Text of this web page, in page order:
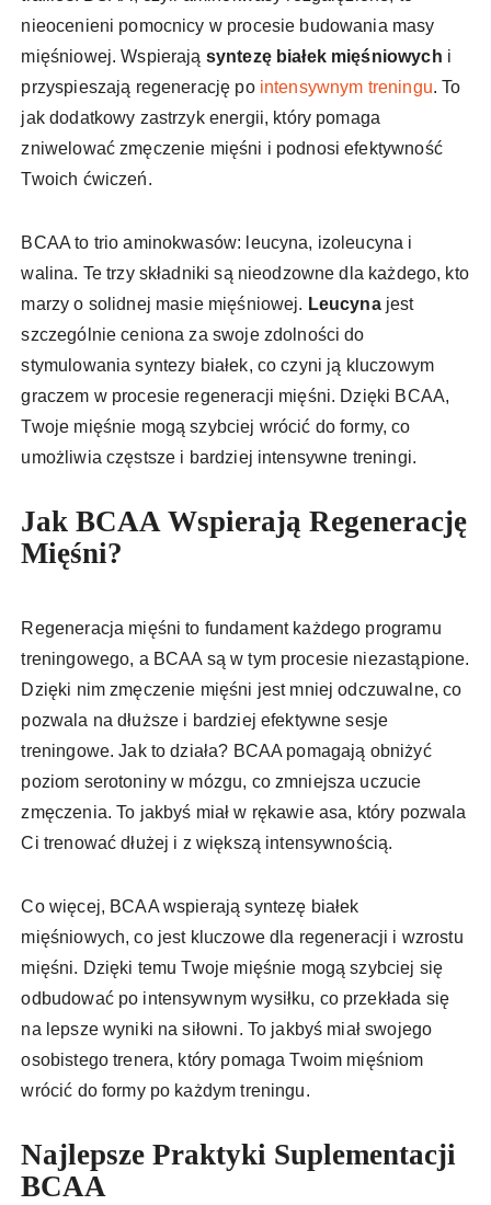
nieocenieni pomocnicy w procesie budowania masy
mięśniowej. Wspierają syntezę białek mięśniowych i
przyspieszają regenerację po intensywnym treningu. To
jak dodatkowy zastrzyk energii, który pomaga
zniwelować zmęczenie mięśni i podnosi efektywność
Twoich ćwiczeń.
BCAA to trio aminokwasów: leucyna, izoleucyna i
walina. Te trzy składniki są nieodzowne dla każdego, kto
marzy o solidnej masie mięśniowej. Leucynajest
szczególnie ceniona za swoje zdolności do
stymulowania syntezy białek, co czyni ją kluczowym
graczem w procesie regeneracji mięśni. Dzięki BCAA,
Twoje mięśnie mogą szybciej wrócić do formy, co
umożliwia częstsze i bardziej intensywne treningi.
Jak BCAA Wspierają Regenerację
Mięśni?
Regeneracja mięśni to fundament każdego programu
treningowego, a BCAA są w tym procesie niezastąpione.
Dzięki nim zmęczenie mięśni jest mniej odczuwalne, co
pozwala na dłuższe i bardziej efektywne sesje
treningowe. Jak to działa? BCAA pomagają obniżyć
poziom serotoniny w mózgu, co zmniejsza uczucie
zmęczenia. To jakbyś miał w rękawie asa, który pozwala
Ci trenować dłużej i z większą intensywnością.
Co więcej, BCAA wspierają syntezę białek
mięśniowych, co jest kluczowe dla regeneracji i wzrostu
mięśni. Dzięki temu Twoje mięśnie mogą szybciej się
odbudować po intensywnym wysiłku, co przekłada się
na lepsze wyniki na siłowni. To jakbyś miał swojego
osobistego trenera, który pomaga Twoim mięśniom
wrócić do formy po każdym treningu.
Najlepsze Praktyki Suplementacji
BCAA